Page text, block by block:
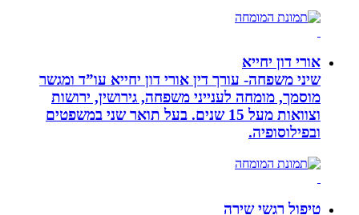
אורי דון יחייא
שיני משפחה- עורך דין אורי דון יחייא עו”ד ומגשר
מוסמך, מומחה לענייני משפחה, גירושין, ירושות
וצוואות מעל 15 שנים. בעל תואר שני במשפטים
ובפילוסופיה.
טיפול רגשי שירה